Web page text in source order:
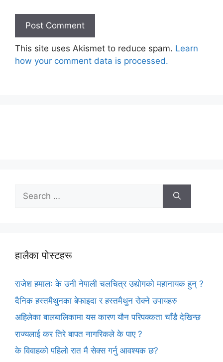
This site uses Akismet to reduce spam. Learn
how your comment data is processed.
Search
for:
हालैका पोस्टहरू
राजेश हमालः के उनी नेपाली चलचित्र उद्योगको महानायक हुन् ?
दैनिक हस्तमैथुनका बेफाइदा र हस्तमैथुन रोक्ने उपायहरु
अहिलेका बालबालिकामा यस कारण यौन परिपक्कता चाँडै देखिन्छ
राज्यलाई कर तिरे बापत नागरिकले के पाए ?
के विवाहको पहिलो रात मै सेक्स गर्नु आवश्यक छ?